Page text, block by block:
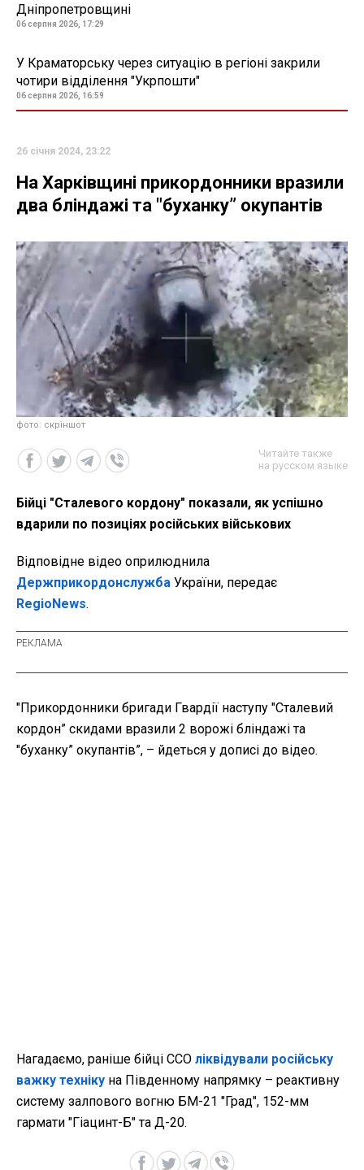
Дніпропетровщині
06 серпня 2026, 17:29
У Краматорську через ситуацію в регіоні закрили
чотири відділення "Укрпошти"
06 серпня 2026, 16:59
26 січня 2024, 23:22
На Харківщині прикордонники вразили
два бліндажі та "буханку” окупантів
фото: скріншот
Читайте также
на русском языке
Бійці "Сталевого кордону" показали, як успішно
вдарили по позиціях російських військових
Відповідне відео оприлюднила
Держприкордонслужба України, передає
RegioNews.
"Прикордонники бригади Гвардії наступу "Сталевий
кордон” скидами вразили 2 ворожі бліндажі та
"буханку” окупантів”, – йдеться у дописі до відео.
Нагадаємо, раніше бійці ССО ліквідували російську
важку техніку на Південному напрямку – реактивну
систему залпового вогню БМ-21 "Град", 152-мм
гармати "Гіацинт-Б" та Д-20.